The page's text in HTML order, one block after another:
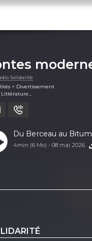
Solidarité
> Divertissement
Littérature
Du Berceau au
4min (6 Mo) - 08 mai 2026